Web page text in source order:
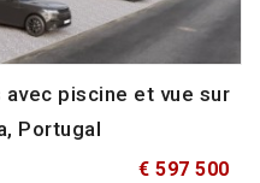
piscine et vue sur
Portugal
€ 597 500